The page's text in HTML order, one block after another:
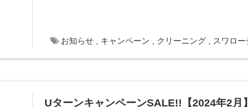
お知らせ キャンペーン クリーニング スワロ
UターンキャンペーンSALE!!【2024年2月】